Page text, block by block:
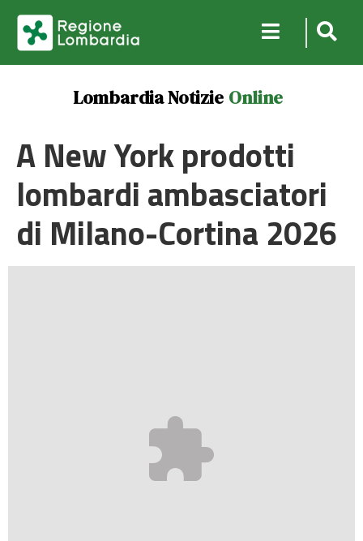
Lombardia Notizie Online
A New York prodotti
lombardi ambasciatori
di Milano-Cortina 2026